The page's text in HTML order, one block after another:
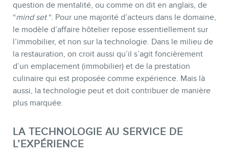
question de mentalité, ou comme on dit en anglais, de
“mind set“. Pour une majorité d’acteurs dans le domaine,
le modèle d’affaire hôtelier repose essentiellement sur
l’immobilier, et non sur la technologie. Dans le milieu de
la restauration, on croit aussi qu’il s’agit foncièrement
d’un emplacement (immobilier) et de la prestation
culinaire qui est proposée comme expérience. Mais là
aussi, la technologie peut et doit contribuer de manière
plus marquée.
LA TECHNOLOGIE AU SERVICE DE
L’EXPÉRIENCE